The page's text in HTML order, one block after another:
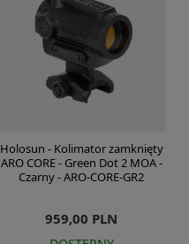
Holosun - Kolimator zamknięty
ARO CORE - Green Dot 2 MOA -
Czarny - ARO-CORE-GR2
959,00 PLN